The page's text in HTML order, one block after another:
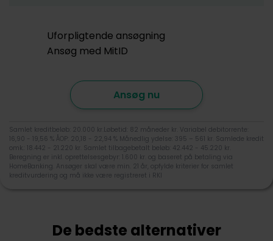
Uforpligtende ansøgning
Ansøg med MitID
Ansøg nu
Samlet kreditbeløb: 20.000 kr.Løbetid: 82 måneder kr. Variabel debitorrente:
16,90 - 19,56 % ÅOP: 20,18 - 22,94 % Månedlig ydelse: 395 – 561 kr. Samlede kredit
omk.: 18.442 - 21.220 kr. Samlet tilbagebetalt beløb: 42.442 - 45.220 kr.
Beregning er inkl. oprettelsesgebyr: 1.600 kr. og baseret på betaling via
HomeBanking. Ansøger skal være min. 21 år, opfylde kriterier for samlet
kreditvurdering og må ikke være registreret i RKI
De bedste alternativer